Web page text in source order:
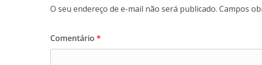
O seu endereço de e-mail não será publicado. Campos
Comentário *